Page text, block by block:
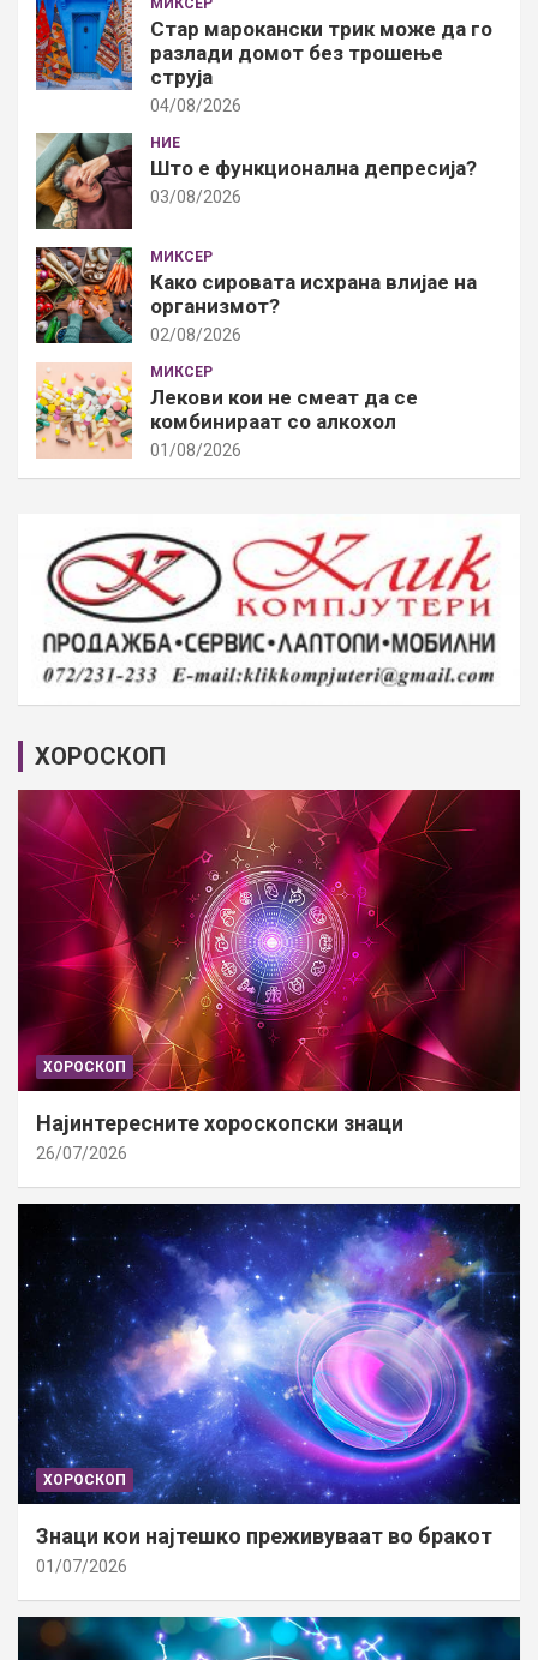
МИКСЕР
Стар марокански трик може да го
разлади домот без трошење
струја
04/08/2026
НИЕ
Што е функционална депресија?
03/08/2026
МИКСЕР
Како сировата исхрана влијае на
организмот?
02/08/2026
МИКСЕР
Лекови кои не смеат да се
комбинираат со алкохол
01/08/2026
ХОРОСКОП
ХОРОСКОП
Најинтересните хороскопски знаци
26/07/2026
ХОРОСКОП
Знаци кои најтешко преживуваат во бракот
01/07/2026